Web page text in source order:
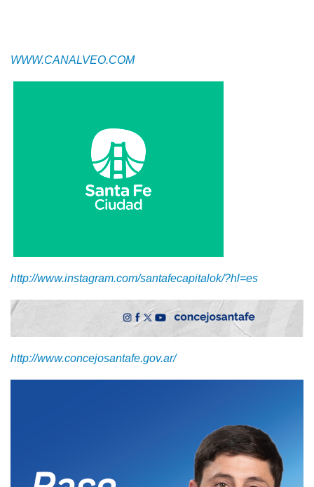
WWW.CANALVEO.COM
http://www.instagram.com/santafecapitalok/?hl=es
http://www.concejosantafe.gov.ar/